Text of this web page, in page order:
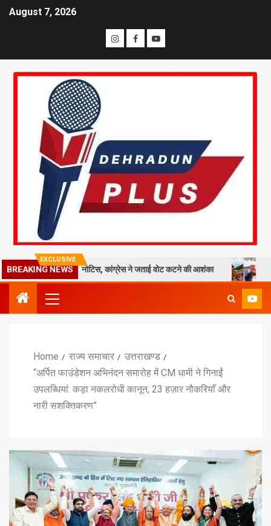
August 7, 2026
EXCLUSIVE
BREAKING NEWS
को नोटिस, कांग्रेस ने जताई वोट कटने की आशंका धराली आपदा
Home राज्य समाचार
उत्तराखण्ड
“अर्पित फाउंडेशन अभिनंदन समारोह में CM धामी ने गिनाईं
उपलब्धियां: कड़ा नकलरोधी कानून, 23 हज़ार नौकरियाँ और
नारी सशक्तिकरण”